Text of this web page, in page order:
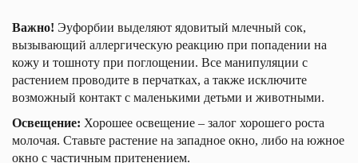
Важно! Эуфорбии выделяют ядовитый млечный сок,
вызывающий аллергическую реакцию при попадении на
кожу и тошноту при поглощении. Все манипуляции с
растением проводите в перчатках, а также исключите
возможный контакт с маленькими детьми и животными.
Освещение: Хорошее освещение – залог хорошего роста
молочая. Ставьте растение на западное окно, либо на южное
окно с частичным притенением.